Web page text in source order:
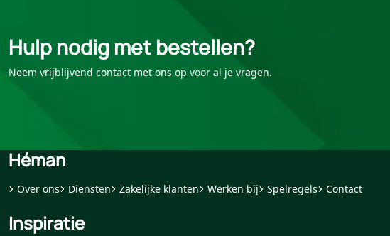
Hulp nodig met bestellen?
Neem vrijblijvend contact met ons op voor al je vragen.
Héman
Over ons Diensten Zakelijke klanten Werken bij Spelregels Contact
Inspiratie